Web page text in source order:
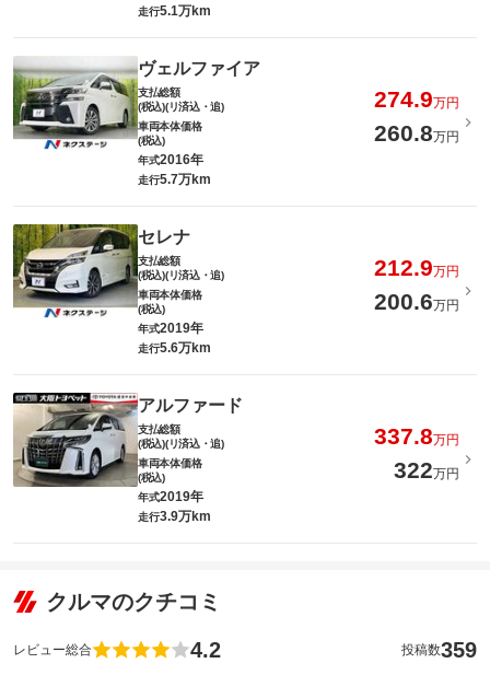
走行5.1万km
ヴェルファイア
支払総額
(税込)(リ済込・追)
274.9万円
車両本体価格
(税込)
260.8万円
年式2016年
走行5.7万km
セレナ
支払総額
(税込)(リ済込・追)
212.9万円
車両本体価格
(税込)
200.6万円
年式2019年
走行5.6万km
アルファード
支払総額
(税込)(リ済込・追)
337.8万円
車両本体価格
(税込)
322万円
年式2019年
走行3.9万km
クルマのクチコミ
レビュー総合 4.2 投稿数359